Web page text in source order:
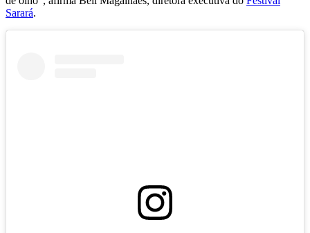
Sarará.